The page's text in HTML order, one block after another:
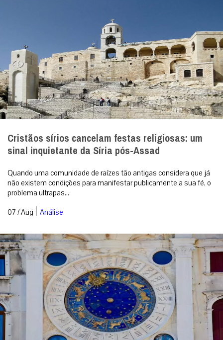
Cristãos sírios cancelam festas religiosas: um
sinal inquietante da Síria pós-Assad
Quando uma comunidade de raízes tão antigas considera que já
não existem condições para manifestar publicamente a sua fé, o
problema ultrapas...
07 / Aug | Análise